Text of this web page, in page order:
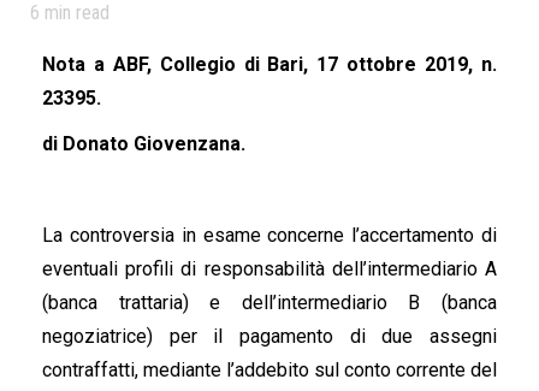
6 min read
Nota a ABF, Collegio di Bari, 17 ottobre 2019, n.
23395.
di Donato Giovenzana.
La controversia in esame concerne l’accertamento di
eventuali profili di responsabilità dell’intermediario A
(banca trattaria) e dell’intermediario B (banca
negoziatrice) per il pagamento di due assegni
contraffatti, mediante l’addebito sul conto corrente del